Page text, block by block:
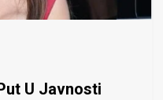
U Javnosti